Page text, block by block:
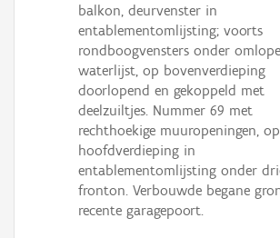
balkon, deurvenster in
entablementomlijsting; voorts
rondboogvensters onder
waterlijst, op bovenverdieping
doorlopend en gekoppeld met
deelzuiltjes. Nummer 69 met
rechthoekige muuropeningen, op
hoofdverdieping in
entablementomlijsting onder
fronton. Verbouwde begane
recente garagepoort.